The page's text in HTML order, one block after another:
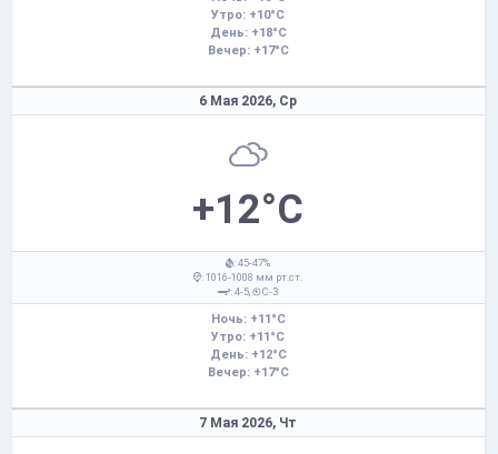
Утро: +10°C
День: +18°C
Вечер: +17°C
6 Мая 2026, Ср
+12°C
: 45-47%
: 1016-1008 мм рт.ст.
: 4-5,
С-З
Ночь: +11°C
Утро: +11°C
День: +12°C
Вечер: +17°C
7 Мая 2026, Чт